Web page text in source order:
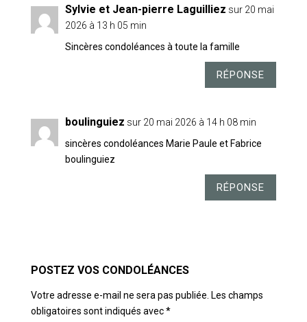
Sylvie et Jean-pierre Laguilliez sur 20 mai
2026 à 13 h 05 min
Sincères condoléances à toute la famille
RÉPONSE
boulinguiez sur 20 mai 2026 à 14 h 08 min
sincères condoléances Marie Paule et Fabrice
boulinguiez
RÉPONSE
Votre adresse e-mail ne sera pas publiée. Les champs
obligatoires sont indiqués avec*